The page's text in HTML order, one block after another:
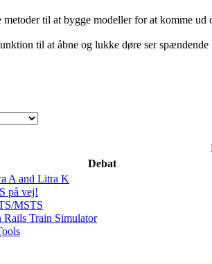
metoder til at bygge modeller for at komme
til at åbne og lukke døre ser spændende
Debat
A and Litra K
på vej!
MSTS
Train Simulator